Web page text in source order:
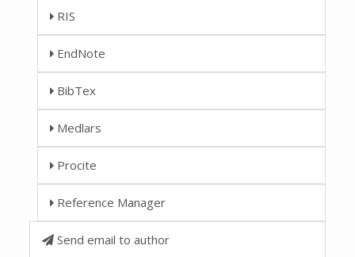
RIS
EndNote
BibTex
Medlars
Procite
Reference Manager
Send email to author